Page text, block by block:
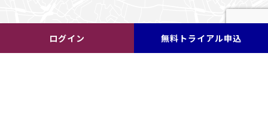
ログイン 無料トライアル申込